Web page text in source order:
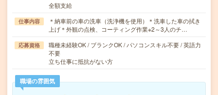
全額支給
仕事内容
＊納車前の車の洗車（洗浄機を使用）＊洗車した車の拭き
上げ＊外観の点検、コーティング作業※2～3人のチ…
応募資格
職種未経験OK / ブランクOK / パソコンスキル不要 / 英語力
不要
立ち仕事に抵抗がない方
職場の雰囲気